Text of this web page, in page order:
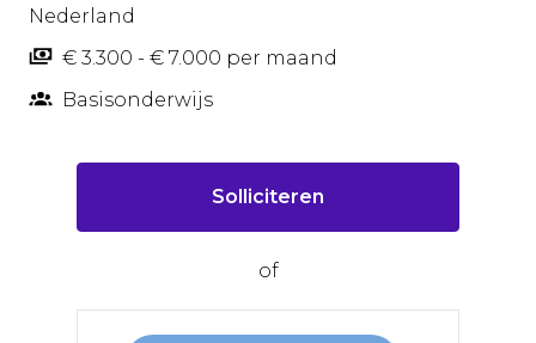
Nederland
€ 3.300 - € 7.000 per maand
Basisonderwijs
Solliciteren
of